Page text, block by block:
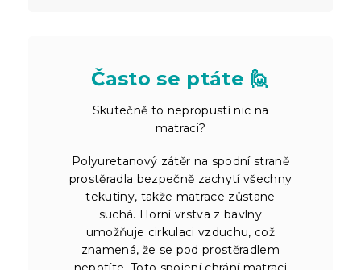
Často se ptáte 🙋
Skutečně to nepropustí nic na
matraci?
Polyuretanový zátěr na spodní straně
prostěradla bezpečně zachytí všechny
tekutiny, takže matrace zůstane
suchá. Horní vrstva z bavlny
umožňuje cirkulaci vzduchu, což
znamená, že se pod prostěradlem